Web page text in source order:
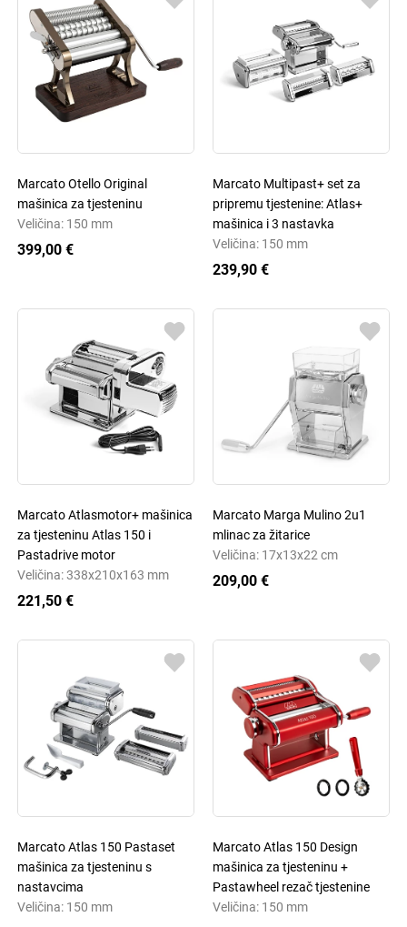
Marcato Otello Original
mašinica za tjesteninu
Veličina: 150 mm
399,00 €
Marcato Multipast+ set za
pripremu tjestenine: Atlas+
mašinica i 3 nastavka
Veličina: 150 mm
239,90 €
Marcato Atlasmotor+ mašinica
za tjesteninu Atlas 150 i
Pastadrive motor
Veličina: 338x210x163 mm
221,50 €
Marcato Marga Mulino 2u1
mlinac za žitarice
Veličina: 17x13x22 cm
209,00 €
Marcato Atlas 150 Pastaset
mašinica za tjesteninu s
nastavcima
Veličina: 150 mm
Marcato Atlas 150 Design
mašinica za tjesteninu +
Pastawheel rezač tjestenine
Veličina: 150 mm